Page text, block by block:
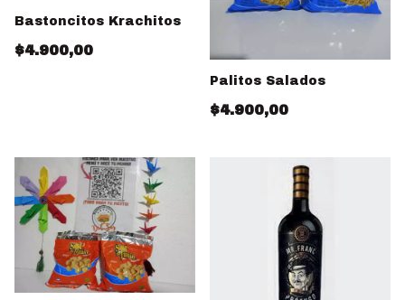
Bastoncitos Krachitos
$4.900,00
Palitos Salados
$4.900,00